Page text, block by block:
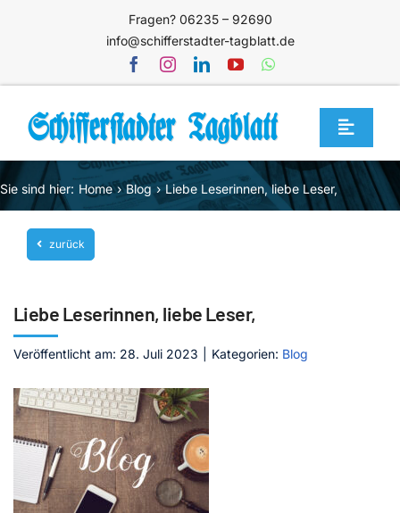
Fragen? 06235 – 92690
info@schifferstadter-tagblatt.de
Toggle
Home
Themen
Blog
Service
Mediathek
Jetzt abonnieren
Kontakt
Sie sind hier: Home Blog Liebe Leserinnen, liebe Leser,
zurück
Liebe Leserinnen, liebe Leser,
Veröffentlicht am: 28. Juli 2023 Kategorien: Blog